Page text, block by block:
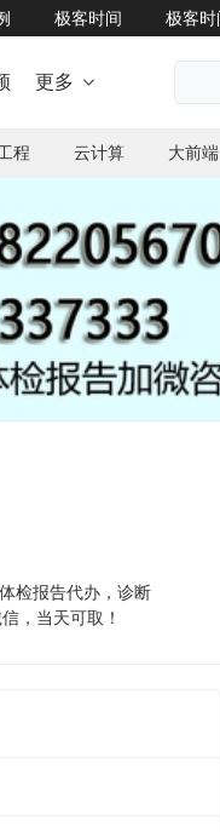
极客时间 极客
更多 
程 云计算 大前端
检报告代办，诊断
，当天可取！